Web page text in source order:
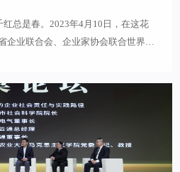
总是春。2023年4月10日，在这花
企业联合会、企业家协会联合世界贸
自贸港峰会暨2023投资合作发展大
务院发展研究中心、中国人民大学、
易中心协会、东盟总商会、韩国中小
贸港的发展提出建议与希望；来自各
位企业家聚集一堂，共话未来。长盈
战略发展中心总经理曹文明